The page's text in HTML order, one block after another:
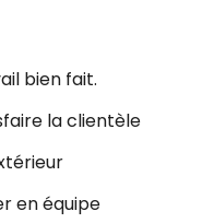
bien fait.
la clientèle
en équipe